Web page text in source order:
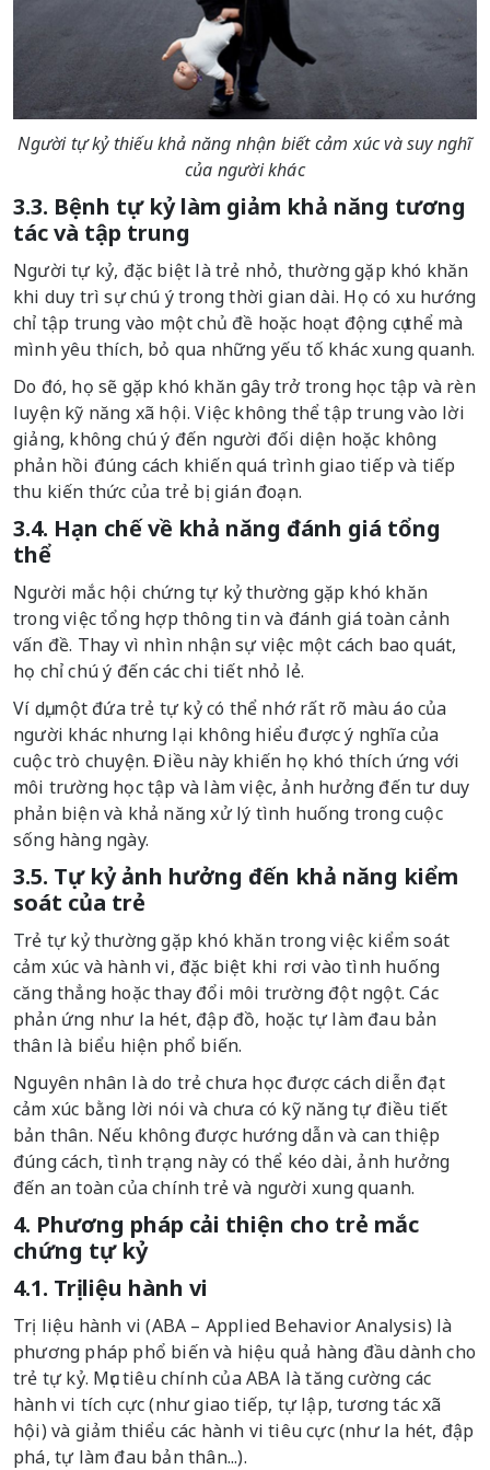
Người tự kỷ thiếu khả năng nhận biết cảm xúc và suy nghĩ
của người khác
3.3. Bệnh tự kỷ làm giảm khả năng tương
tác và tập trung
Người tự kỷ, đặc biệt là trẻ nhỏ, thường gặp khó khăn
khi duy trì sự chú ý trong thời gian dài. Họ có xu hướng
chỉ tập trung vào một chủ đề hoặc hoạt động cụ thể mà
mình yêu thích, bỏ qua những yếu tố khác xung quanh.
Do đó, họ sẽ gặp khó khăn gây trở trong học tập và rèn
luyện kỹ năng xã hội. Việc không thể tập trung vào lời
giảng, không chú ý đến người đối diện hoặc không
phản hồi đúng cách khiến quá trình giao tiếp và tiếp
thu kiến thức của trẻ bị gián đoạn.
3.4. Hạn chế về khả năng đánh giá tổng
thể
Người mắc hội chứng tự kỷ thường gặp khó khăn
trong việc tổng hợp thông tin và đánh giá toàn cảnh
vấn đề. Thay vì nhìn nhận sự việc một cách bao quát,
họ chỉ chú ý đến các chi tiết nhỏ lẻ.
Ví dụ, một đứa trẻ tự kỷ có thể nhớ rất rõ màu áo của
người khác nhưng lại không hiểu được ý nghĩa của
cuộc trò chuyện. Điều này khiến họ khó thích ứng với
môi trường học tập và làm việc, ảnh hưởng đến tư duy
phản biện và khả năng xử lý tình huống trong cuộc
sống hàng ngày.
3.5. Tự kỷ ảnh hưởng đến khả năng kiểm
soát của trẻ
Trẻ tự kỷ thường gặp khó khăn trong việc kiểm soát
cảm xúc và hành vi, đặc biệt khi rơi vào tình huống
căng thẳng hoặc thay đổi môi trường đột ngột. Các
phản ứng như la hét, đập đồ, hoặc tự làm đau bản
thân là biểu hiện phổ biến.
Nguyên nhân là do trẻ chưa học được cách diễn đạt
cảm xúc bằng lời nói và chưa có kỹ năng tự điều tiết
bản thân. Nếu không được hướng dẫn và can thiệp
đúng cách, tình trạng này có thể kéo dài, ảnh hưởng
đến an toàn của chính trẻ và người xung quanh.
4. Phương pháp cải thiện cho trẻ mắc
chứng tự kỷ
4.1. Trị liệu hành vi
Trị liệu hành vi (ABA – Applied Behavior Analysis) là
phương pháp phổ biến và hiệu quả hàng đầu dành cho
trẻ tự kỷ. Mục tiêu chính của ABA là tăng cường các
hành vi tích cực (như giao tiếp, tự lập, tương tác xã
hội) và giảm thiểu các hành vi tiêu cực (như la hét, đập
phá, tự làm đau bản thân...).